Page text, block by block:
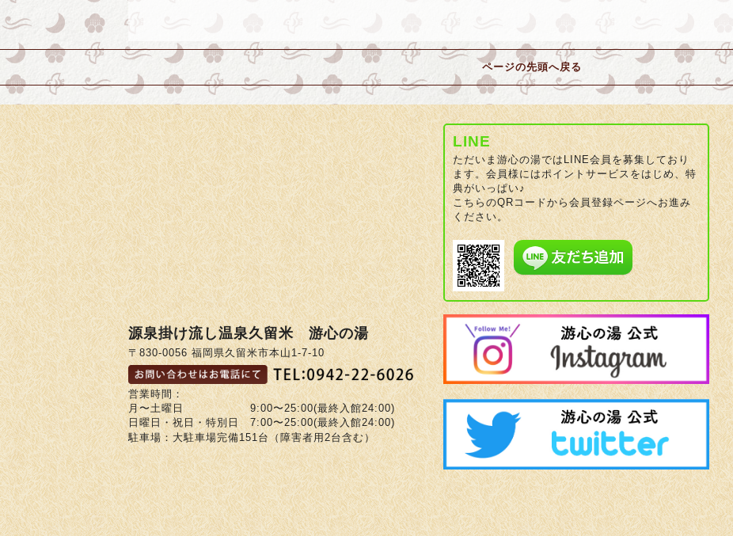
ページの先頭へ戻る
源泉掛け流し温泉久留米 游心の湯
〒830-0056 福岡県久留米市本山1-7-10
営業時間：
月〜土曜日 9:00〜25:00(最終入館24:00)
日曜日・祝日・特別日 7:00〜25:00(最終入館24:00)
駐車場：大駐車場完備151台（障害者用2台含む）
LINE
ただいま游心の湯ではLINE会員を募集しており
ます。会員様にはポイントサービスをはじめ、特
典がいっぱい♪
こちらのQRコードから会員登録ページへお進み
ください。